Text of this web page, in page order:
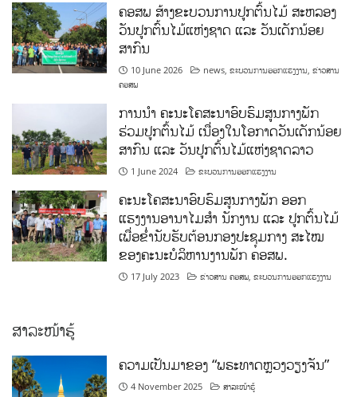
ຄອສພ ສ້າງຂະບວນການປູກຕົ້ນໄມ້ ສະຫລອງ
ວັນປູກຕົ້ນໄມ້ແຫ່ງຊາດ ແລະ ວັນເດັກນ້ອຍ
ສາກົນ
10 June 2026 news ,ຂະບວນການອອກແຮງງານ ,ຂ່າວສານ
ຄອສພ
ການນໍາ ຄະນະໂຄສະນາອົບຮົມສູນກາງພັກ
ຮ່ວມປູກຕົ້ນໄມ້ ເນື່ອງໃນໂອກາດວັນເດັກນ້ອຍ
ສາກົນ ແລະ ວັນປູກຕົ້ນໄມ້ແຫ່ງຊາດລາວ
1 June 2024 ຂະບວນການອອກແຮງງານ
ຄະນະໂຄສະນາອົບຮົມສູນກາງພັກ ອອກ
ແຮງງານອານາໄມສໍາ ນັກງານ ແລະ ປູກຕົ້ນໄມ້
ເພື່ອຂໍ່ານັບຮັບຕ້ອນກອງປະຊຸມກາງ ສະໄໝ
ຂອງຄະນະບໍລິຫານງານພັກ ຄອສພ.
17 July 2023 ຂ່າວສານ ຄອສພ ,ຂະບວນການອອກແຮງງານ
ສາລະໜ້າຮູ້
ຄວາມເປັນມາຂອງ “ພຣະທາດຫຼວງວຽງຈັນ”
4 November 2025 ສາລະໜ້າຮູ້